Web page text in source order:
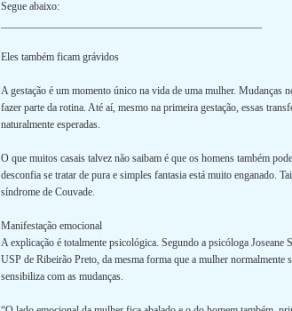
Segue abaixo:
Eles também ficam grávidos
A gestação é um momento único na vida de uma mulher. Mudanças
fazer parte da rotina. Até aí, mesmo na primeira gestação, essas
naturalmente esperadas.
O que muitos casais talvez não saibam é que os homens também
desconfia se tratar de pura e simples fantasia está muito enganado.
síndrome de Couvade.
Manifestação emocional
A explicação é totalmente psicológica. Segundo a psicóloga
USP de Ribeirão Preto, da mesma forma que a mulher normalmente
sensibiliza com as mudanças.